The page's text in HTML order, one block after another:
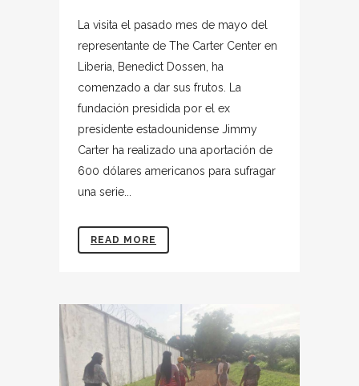
La visita el pasado mes de mayo del
representante de The Carter Center en
Liberia, Benedict Dossen, ha
comenzado a dar sus frutos. La
fundación presidida por el ex
presidente estadounidense Jimmy
Carter ha realizado una aportación de
600 dólares americanos para sufragar
una serie...
READ MORE